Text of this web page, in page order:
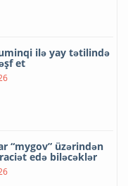
ilə yay tətilində
et
“mygov” üzərindən
edə biləcəklər